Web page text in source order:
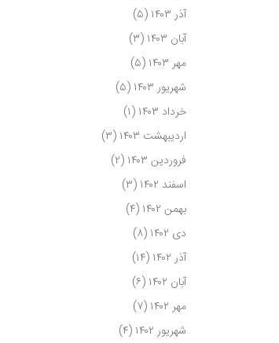
آذر ۱۴۰۳
(۵)
آبان ۱۴۰۳
(۳)
مهر ۱۴۰۳
(۵)
شهریور ۱۴۰۳
(۵)
خرداد ۱۴۰۳
(۱)
اردیبهشت ۱۴۰۳
(۳)
فروردین ۱۴۰۳
(۲)
اسفند ۱۴۰۲
(۳)
بهمن ۱۴۰۲
(۴)
دی ۱۴۰۲
(۸)
آذر ۱۴۰۲
(۱۴)
آبان ۱۴۰۲
(۶)
مهر ۱۴۰۲
(۷)
شهریور ۱۴۰۲
(۴)